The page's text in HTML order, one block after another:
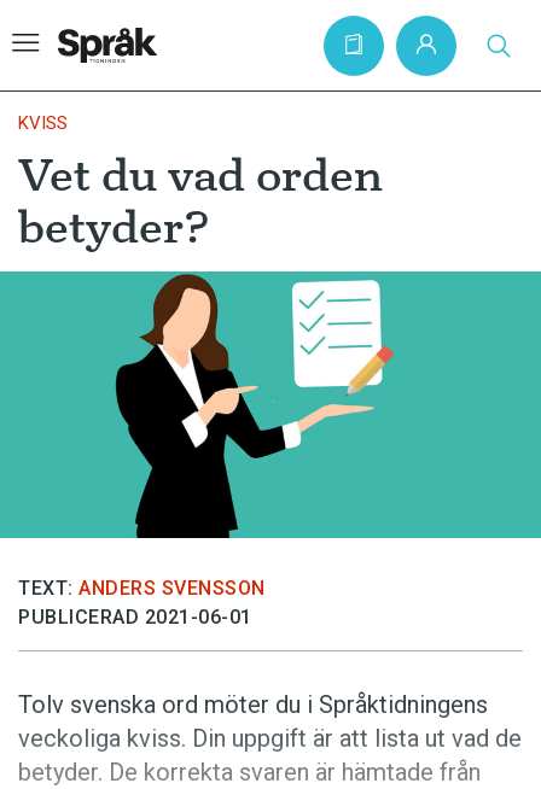
Hem
Artiklar
Språkfrågor
Skrivtips
Bokrecensioner
Föreslå nyord
Läs Språktidningen digitalt
Press
KVISS
Vet du vad orden
betyder?
TEXT: ANDERS SVENSSON
PUBLICERAD 2021-06-01
Tolv svenska ord möter du i Språktidningens
veckoliga kviss. Din uppgift är att lista ut vad de
betyder. De korrekta svaren är hämtade från